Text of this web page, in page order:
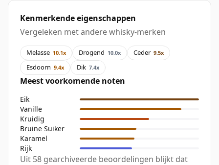
Kenmerkende eigenschappen
Vergeleken met andere whisky-merken
Melasse 10.1x Drogend 10.0x Ceder 9.5x
Esdoorn 9.4x Dik 7.4x
Meest voorkomende noten
Eik
Vanille
Kruidig
Bruine Suiker
Karamel
Rijk
Uit 58 gearchiveerde beoordelingen blijkt dat